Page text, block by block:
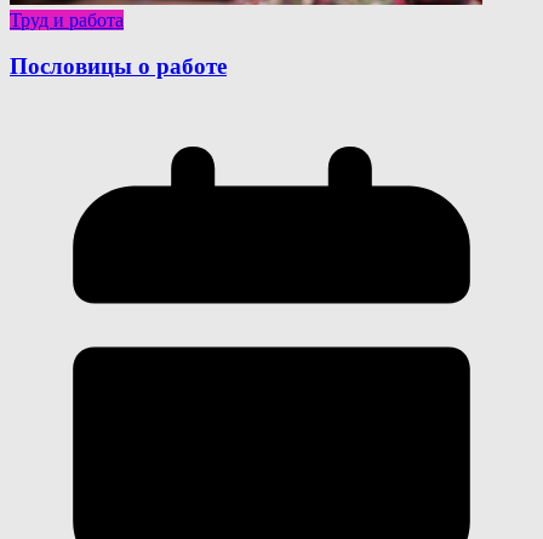
Труд и работа
Пословицы о работе